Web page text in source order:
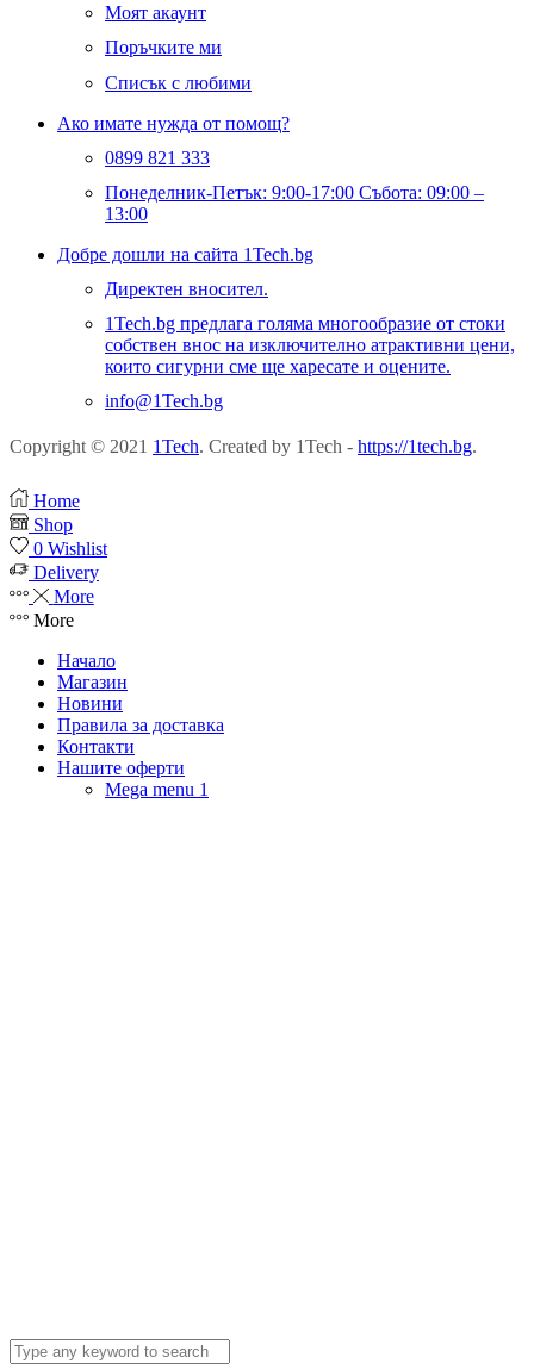
Моят акаунт
Поръчките ми
Списък с любими
Ако имате нужда от помощ?
0899 821 333
Понеделник-Петък: 9:00-17:00 Събота: 09:00 –
13:00
Добре дошли на сайта 1Tech.bg
Директен вносител.
1Tech.bg предлага голяма многообразие от стоки
собствен внос на изключително атрактивни цени,
които сигурни сме ще харесате и оцените.
info@1Tech.bg
Copyright © 2021 1Tech. Created by 1Tech - https://1tech.bg.
Home
Shop
0 Wishlist
Delivery
More
More
Начало
Магазин
Новини
Правила за доставка
Контакти
Нашите оферти
Mega menu 1